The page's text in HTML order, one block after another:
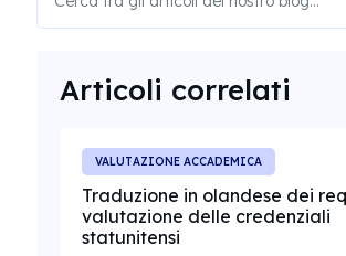
Articoli correlati
VALUTAZIONE ACCADEMICA
Traduzione in olandese dei
valutazione delle credenziali
statunitensi